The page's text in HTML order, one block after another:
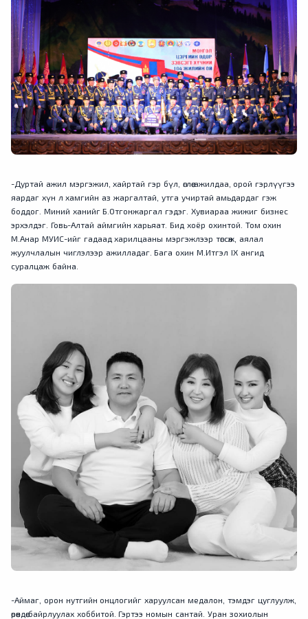
-Дуртай ажил мэргэжил, хайртай гэр бүл, өглөө ажилдаа, орой гэрлүүгээ
яардаг хүн л хамгийн аз жаргалтай, утга учиртай амьдардаг гэж
боддог. Миний ханийг Б.Отгонжаргал гэдэг. Хувиараа жижиг бизнес
эрхэлдэг. Говь-Алтай аймгийн харьяат. Бид хоёр охинтой. Том охин
М.Анар МУИС-ийг гадаад харилцааны мэргэжлээр төгсөж, аялал
жуулчлалын чиглэлээр ажилладаг. Бага охин М.Итгэл IX ангид
суралцаж байна.
-Аймаг, орон нутгийн онцлогийг харуулсан медалон, тэмдэг цуглуулж,
өрөөндөө байрлуулах хоббитой. Гэртээ номын сантай. Уран зохиолын